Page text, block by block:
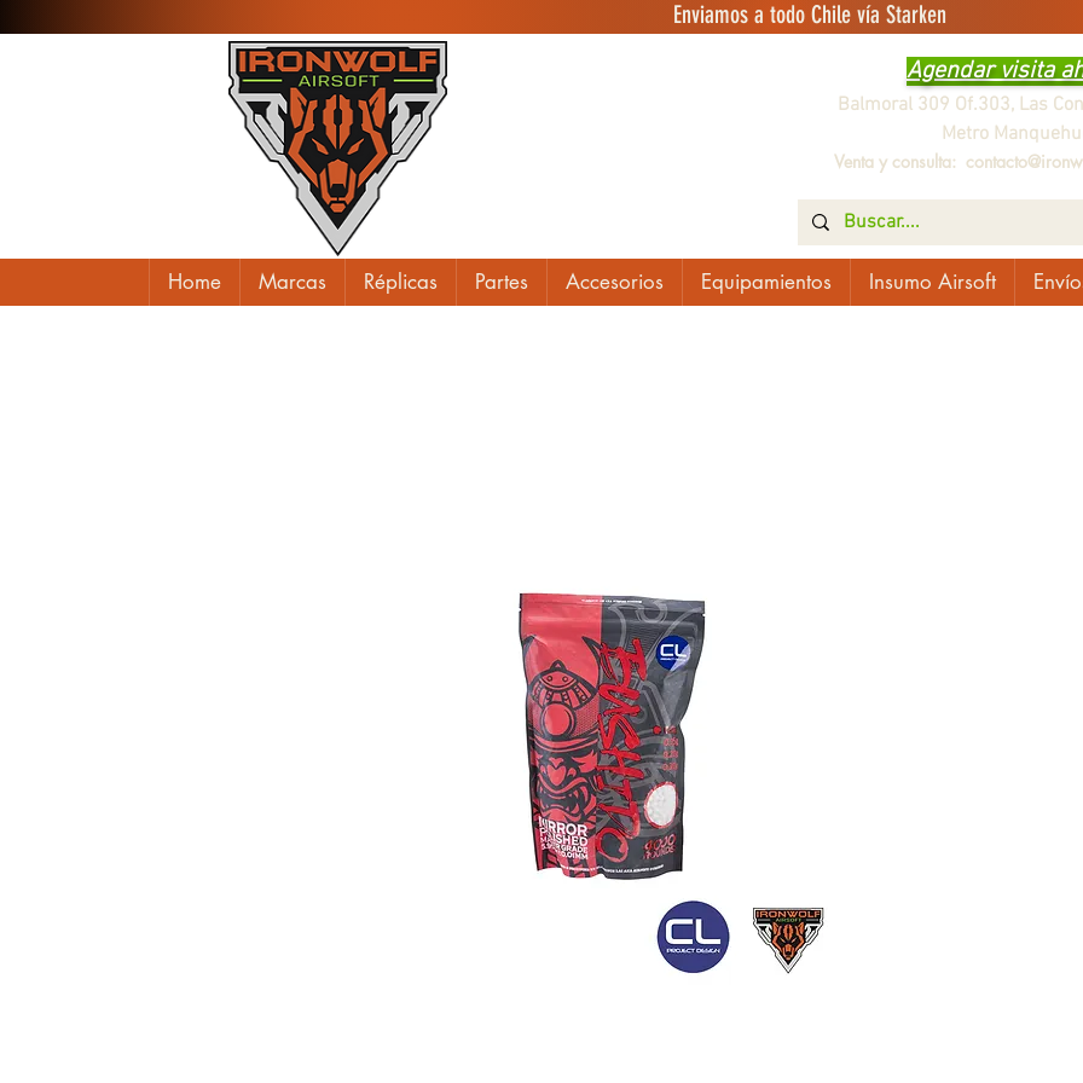
Enviamos a todo Chile vía Starken
Agendar visita
Balmoral 309 Of.303, Las
Metro
Venta y consulta:
Home Marcas Réplicas Partes Accesorios Equipamientos Insumo Airsoft